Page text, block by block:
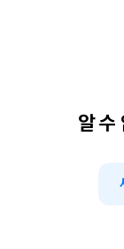
알 수